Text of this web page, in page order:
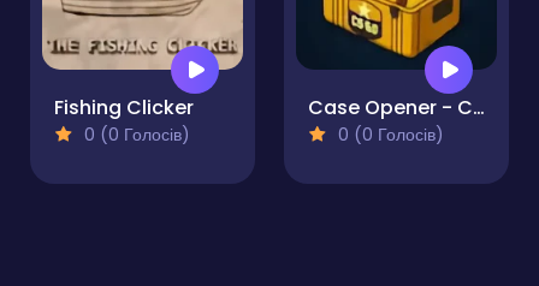
Fishing Clicker
0 (0 Голосів)
Case Opener - Case Clicker Simulator
0 (0 Голосів)